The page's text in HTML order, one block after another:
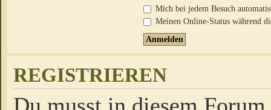
Mich bei jedem Besuch
Meinen Online-Status während
REGISTRIEREN